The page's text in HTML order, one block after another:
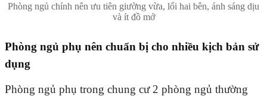
Phòng ngủ chính nên ưu tiên giường vừa, lối hai bên, ánh sáng dịu
và ít đồ mở
Phòng ngủ phụ nên chuẩn bị cho nhiều kịch bản sử
dụng
Phòng ngủ phụ trong chung cư 2 phòng ngủ thường